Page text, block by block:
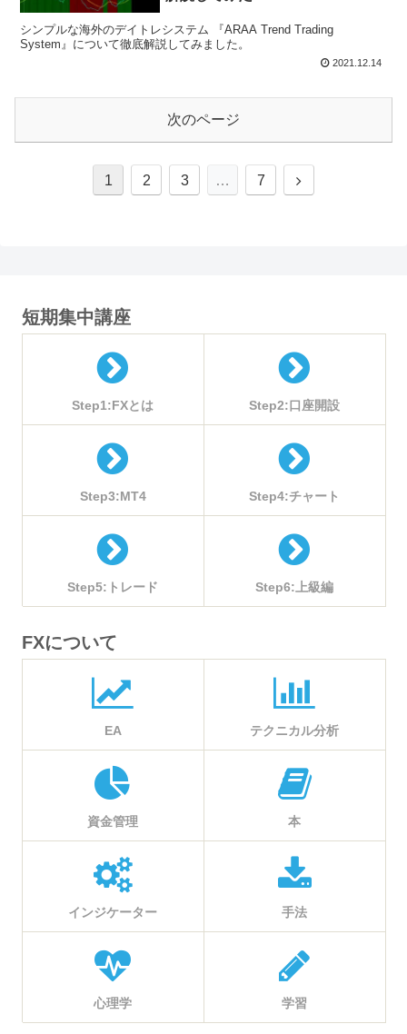
シンプルな海外のデイトレシステム 『ARAA Trend Trading
System』について徹底解説してみました。
2021.12.14
次のページ
1 2 3 … 7
次
短期集中講座
Step1:FXとは Step2:口座開設
Step3:MT4 Step4:チャート
Step5:トレード Step6:上級編
FXについて
EA テクニカル分析
資金管理 本
インジケーター 手法
心理学 学習